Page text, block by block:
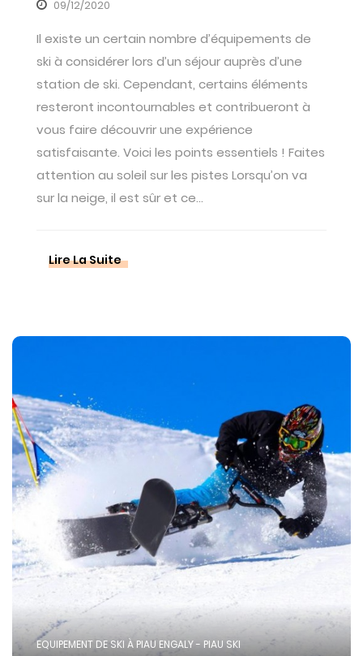
09/12/2020
Il existe un certain nombre d’équipements de
ski à considérer lors d’un séjour auprès d’une
station de ski. Cependant, certains éléments
resteront incontournables et contribueront à
vous faire découvrir une expérience
satisfaisante. Voici les points essentiels ! Faites
attention au soleil sur les pistes Lorsqu’on va
sur la neige, il est sûr et ce...
Lire La Suite
EQUIPEMENT DE SKI À PIAU ENGALY - PIAU SKI